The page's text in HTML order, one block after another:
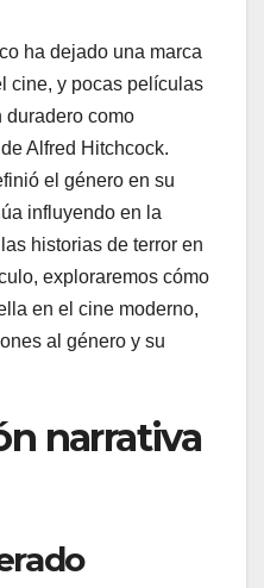
ha dejado una marca
cine, y pocas películas
duradero como
Alfred Hitchcock.
el género en su
influyendo en la
historias de terror en
exploraremos cómo
en el cine moderno,
al género y su
narrativa